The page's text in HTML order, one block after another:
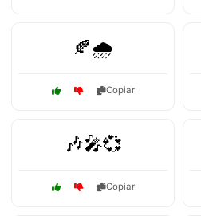
🍂🌧️
Copiar
🎶🎤💞
Copiar